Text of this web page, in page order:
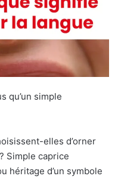
qu’un simple
elles d’orner
Simple caprice
héritage d’un symbole